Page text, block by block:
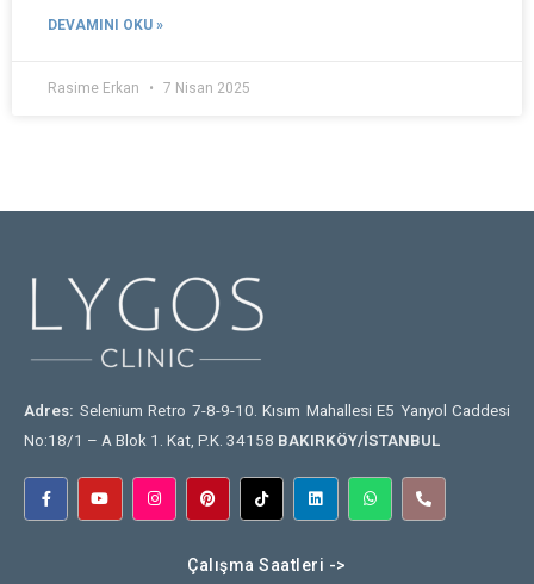
DEVAMINI OKU »
Rasime Erkan 7 Nisan 2025
Adres: Selenium Retro 7-8-9-10. Kısım Mahallesi E5 Yanyol Caddesi
No:18/1 – A Blok 1. Kat, P.K. 34158 BAKIRKÖY/İSTANBUL
Çalışma Saatleri ->